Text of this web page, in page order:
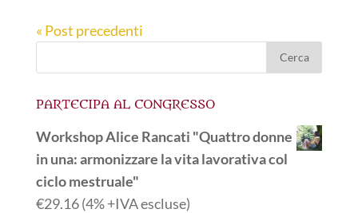
« Post precedenti
PARTECIPA AL CONGRESSO
Workshop Alice Rancati "Quattro donne
in una: armonizzare la vita lavorativa col
ciclo mestruale"
€29.16(4% +IVA escluse)